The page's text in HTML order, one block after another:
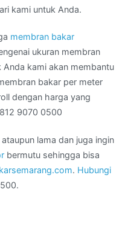
kami untuk Anda.
membran bakar
ukuran membran
kami akan membantu
bakar per meter
dengan harga yang
9070 0500
ataupun lama dan juga ingin
bermutu sehingga bisa
. Hubungi